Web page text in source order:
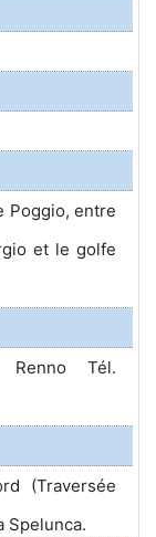
Poggio, entre
et le golfe
Tél.
(Traversée
Spelunca.